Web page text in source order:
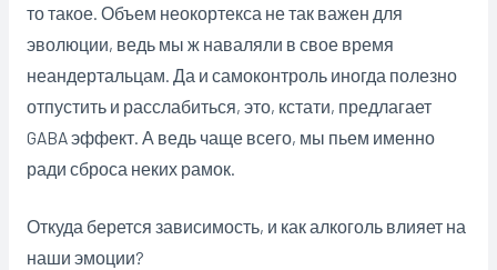
то такое. Объем неокортекса не так важен для
эволюции, ведь мы ж наваляли в свое время
неандертальцам. Да и самоконтроль иногда полезно
отпустить и расслабиться, это, кстати, предлагает
GABA эффект. А ведь чаще всего, мы пьем именно
ради сброса неких рамок.
Откуда берется зависимость, и как алкоголь влияет на
наши эмоции?